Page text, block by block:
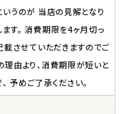
うのが 当店の見解となり
ます。 消費期限を4ヶ月切っ
させていただきますのでご
理由より、消費期限が短いと
予めご了承ください。